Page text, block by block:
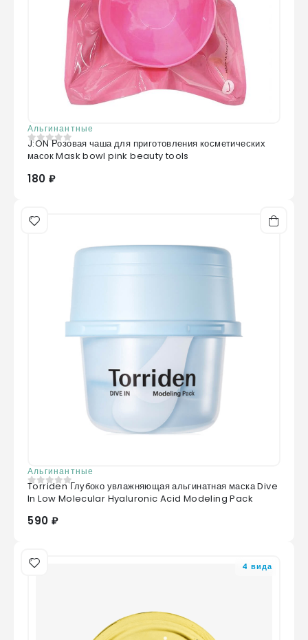
Альгинантные
0из 5
J:ON Розовая чаша для приготовления косметических
масок Mask bowl pink beauty tools
180 ₽
Альгинантные
0 из 5
Torriden Глубоко увлажняющая альгинатная маска Dive
In Low Molecular Hyaluronic Acid Modeling Pack
590 ₽
4 вида